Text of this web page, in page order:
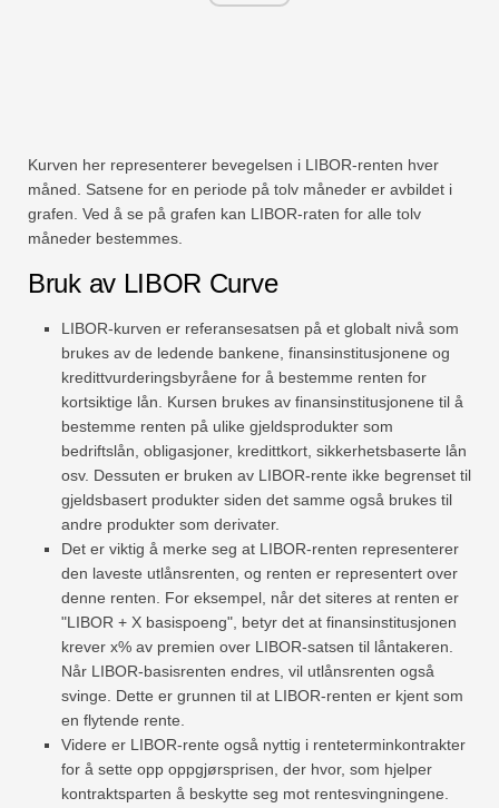
Kurven her representerer bevegelsen i LIBOR-renten hver
måned. Satsene for en periode på tolv måneder er avbildet i
grafen. Ved å se på grafen kan LIBOR-raten for alle tolv
måneder bestemmes.
Bruk av LIBOR Curve
LIBOR-kurven er referansesatsen på et globalt nivå som
brukes av de ledende bankene, finansinstitusjonene og
kredittvurderingsbyråene for å bestemme renten for
kortsiktige lån. Kursen brukes av finansinstitusjonene til å
bestemme renten på ulike gjeldsprodukter som
bedriftslån, obligasjoner, kredittkort, sikkerhetsbaserte lån
osv. Dessuten er bruken av LIBOR-rente ikke begrenset til
gjeldsbasert produkter siden det samme også brukes til
andre produkter som derivater.
Det er viktig å merke seg at LIBOR-renten representerer
den laveste utlånsrenten, og renten er representert over
denne renten. For eksempel, når det siteres at renten er
"LIBOR + X basispoeng", betyr det at finansinstitusjonen
krever x% av premien over LIBOR-satsen til låntakeren.
Når LIBOR-basisrenten endres, vil utlånsrenten også
svinge. Dette er grunnen til at LIBOR-renten er kjent som
en flytende rente.
Videre er LIBOR-rente også nyttig i renteterminkontrakter
for å sette opp oppgjørsprisen, der hvor, som hjelper
kontraktsparten å beskytte seg mot rentesvingningene.